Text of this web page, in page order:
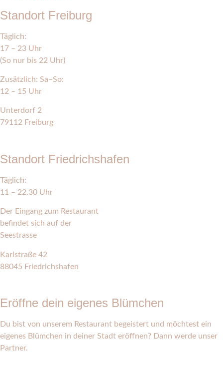
Standort Freiburg
Täglich:
17 – 23 Uhr
(So nur bis 22 Uhr)
Zusätzlich: Sa–So:
12 – 15 Uhr
Unterdorf 2
79112 Freiburg
Standort Friedrichshafen
Täglich:
11 – 22.30 Uhr
Der Eingang zum Restaurant
befindet sich auf der
Seestrasse
Karlstraße 42
88045 Friedrichshafen
Eröffne dein eigenes Blümchen
Du bist von unserem Restaurant begeistert und möchtest ein
eigenes Blümchen in deiner Stadt eröffnen? Dann werde unser
Partner.